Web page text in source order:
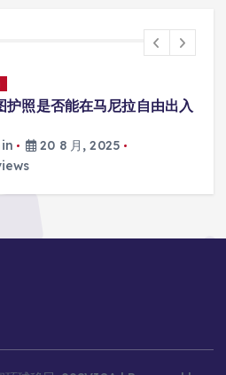
护照是否能在马尼拉使用国际
？
20 8 月, 2025